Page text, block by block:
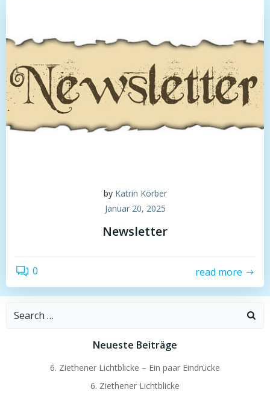
by Katrin Körber
Januar 20, 2025
Newsletter
0 read more
Search
Neueste Beiträge
6. Ziethener Lichtblicke – Ein paar Eindrücke
6. Ziethener Lichtblicke